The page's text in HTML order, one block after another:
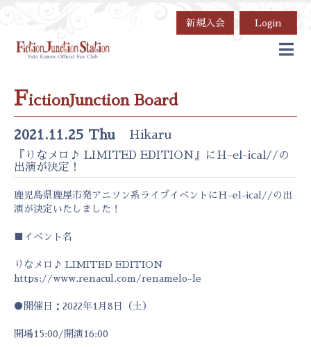
新規入会 Login
FictionJunction Board
2021.11.25 Thu Hikaru
『りなメロ♪ LIMITED EDITION』にH-el-ical//の
出演が決定！
鹿児島県鹿屋市発アニソン系ライブイベントにH-el-ical//の出
演が決定いたしました！
■イベント名
りなメロ♪ LIMITED EDITION
https://www.renacul.com/renamelo-le
●開催日：2022年1月8日（土）
開場15:00/開演16:00